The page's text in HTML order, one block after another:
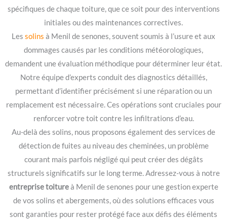
spécifiques de chaque toiture, que ce soit pour des interventions
initiales ou des maintenances correctives.
Les solins à Menil de senones, souvent soumis à l’usure et aux
dommages causés par les conditions météorologiques,
demandent une évaluation méthodique pour déterminer leur état.
Notre équipe d’experts conduit des diagnostics détaillés,
permettant d’identifier précisément si une réparation ou un
remplacement est nécessaire. Ces opérations sont cruciales pour
renforcer votre toit contre les infiltrations d’eau.
Au-delà des solins, nous proposons également des services de
détection de fuites au niveau des cheminées, un problème
courant mais parfois négligé qui peut créer des dégâts
structurels significatifs sur le long terme. Adressez-vous à notre
entreprise toitureà Menil de senones pour une gestion experte
de vos solins et abergements, où des solutions efficaces vous
sont garanties pour rester protégé face aux défis des éléments